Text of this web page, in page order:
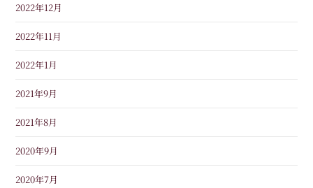
2022年12月
2022年11月
2022年1月
2021年9月
2021年8月
2020年9月
2020年7月